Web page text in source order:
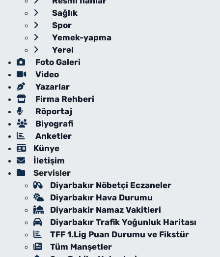
Sağlık
Spor
Yemek-yapma
Yerel
Foto Galeri
Video
Yazarlar
Firma Rehberi
Röportaj
Biyografi
Anketler
Künye
İletişim
Servisler
Diyarbakır Nöbetçi Eczaneler
Diyarbakır Hava Durumu
Diyarbakir Namaz Vakitleri
Diyarbakır Trafik Yoğunluk Haritası
TFF 1.Lig Puan Durumu ve Fikstür
Tüm Manşetler